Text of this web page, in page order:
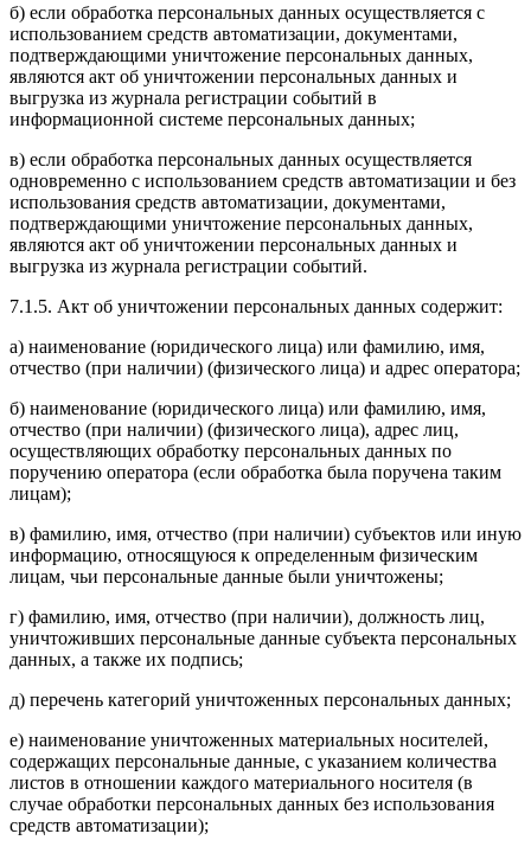
б) если обработка персональных данных осуществляется с
использованием средств автоматизации, документами,
подтверждающими уничтожение персональных данных,
являются акт об уничтожении персональных данных и
выгрузка из журнала регистрации событий в
информационной системе персональных данных;
в) если обработка персональных данных осуществляется
одновременно с использованием средств автоматизации и без
использования средств автоматизации, документами,
подтверждающими уничтожение персональных данных,
являются акт об уничтожении персональных данных и
выгрузка из журнала регистрации событий.
7.1.5. Акт об уничтожении персональных данных содержит:
а) наименование (юридического лица) или фамилию, имя,
отчество (при наличии) (физического лица) и адрес оператора;
б) наименование (юридического лица) или фамилию, имя,
отчество (при наличии) (физического лица), адрес лиц,
осуществляющих обработку персональных данных по
поручению оператора (если обработка была поручена таким
лицам);
в) фамилию, имя, отчество (при наличии) субъектов или иную
информацию, относящуюся к определенным физическим
лицам, чьи персональные данные были уничтожены;
г) фамилию, имя, отчество (при наличии), должность лиц,
уничтоживших персональные данные субъекта персональных
данных, а также их подпись;
д) перечень категорий уничтоженных персональных данных;
е) наименование уничтоженных материальных носителей,
содержащих персональные данные, с указанием количества
листов в отношении каждого материального носителя (в
случае обработки персональных данных без использования
средств автоматизации);